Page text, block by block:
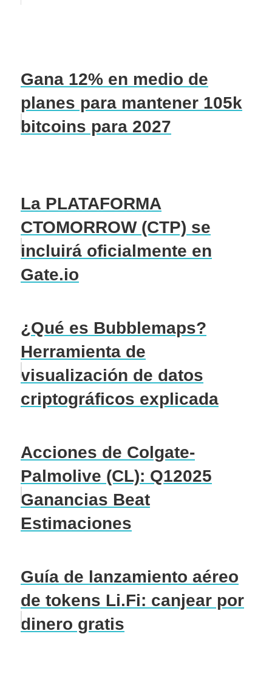
Gana 12% en medio de
planes para mantener 105k
bitcoins para 2027
La PLATAFORMA
CTOMORROW (CTP) se
incluirá oficialmente en
Gate.io
¿Qué es Bubblemaps?
Herramienta de
visualización de datos
criptográficos explicada
Acciones de Colgate-
Palmolive (CL): Q12025
Ganancias Beat
Estimaciones
Guía de lanzamiento aéreo
de tokens Li.Fi: canjear por
dinero gratis